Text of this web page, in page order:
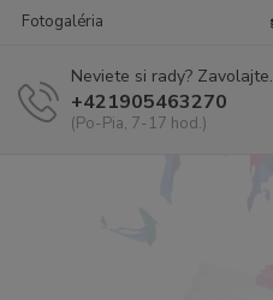
Fotogaléria
Neviete si rady? Zavolajte.
+421905463270
(Po-Pia, 7-17 hod.)